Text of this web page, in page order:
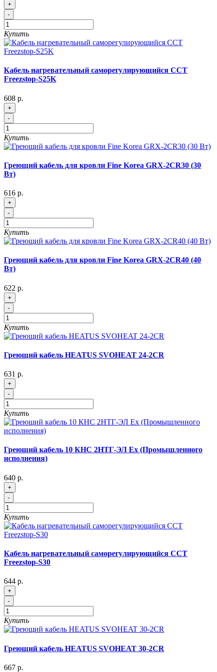
+
-
Купить
Кабель нагревательный саморегулирующийся ССТ
Freezstop-S25K
608 р.
+
-
Купить
Греющий кабель для кровли Fine Korea GRX-2CR30 (30
Вт)
616 р.
+
-
Купить
Греющий кабель для кровли Fine Korea GRX-2CR40 (40
Вт)
622 р.
+
-
Купить
Греющий кабель HEATUS SVOHEAT 24-2CR
631 р.
+
-
Купить
Греющий кабель 10 КНС 2НТГ-ЭЛ Ex (Промышленного
исполнения)
640 р.
+
-
Купить
Кабель нагревательный саморегулирующийся ССТ
Freezstop-S30
644 р.
+
-
Купить
Греющий кабель HEATUS SVOHEAT 30-2CR
667 р.